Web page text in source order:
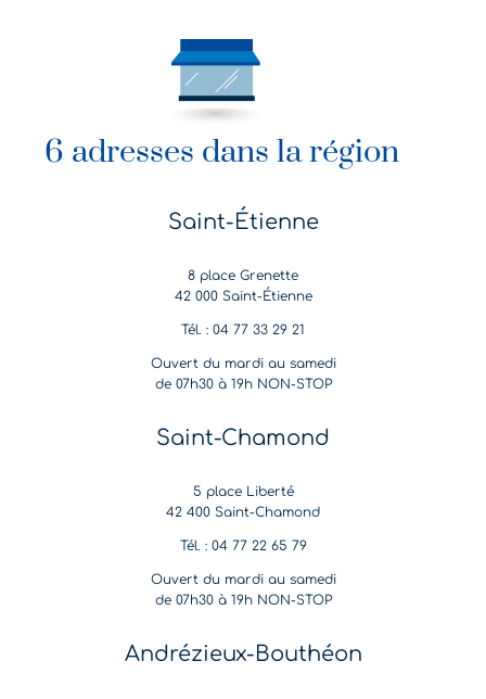
6 adresses dans la région
Saint-Étienne
8 place Grenette
42 000 Saint-Étienne
Tél. : 04 77 33 29 21
Ouvert du mardi au samedi
de 07h30 à 19h NON-STOP
Saint-Chamond
5 place Liberté
42 400 Saint-Chamond
Tél. : 04 77 22 65 79
Ouvert du mardi au samedi
de 07h30 à 19h NON-STOP
Andrézieux-Bouthéon